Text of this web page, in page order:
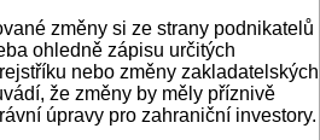
změny si ze strany podnikatelů
ohledně zápisu určitých
nebo změny zakladatelských
že změny by měly příznivě
úpravy pro zahraniční investory.